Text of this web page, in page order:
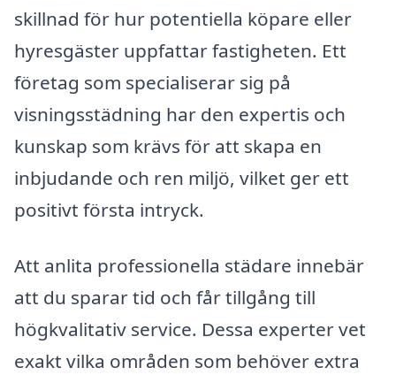
skillnad för hur potentiella köpare eller
hyresgäster uppfattar fastigheten. Ett
företag som specialiserar sig på
visningsstädning har den expertis och
kunskap som krävs för att skapa en
inbjudande och ren miljö, vilket ger ett
positivt första intryck.
Att anlita professionella städare innebär
att du sparar tid och får tillgång till
högkvalitativ service. Dessa experter vet
exakt vilka områden som behöver extra